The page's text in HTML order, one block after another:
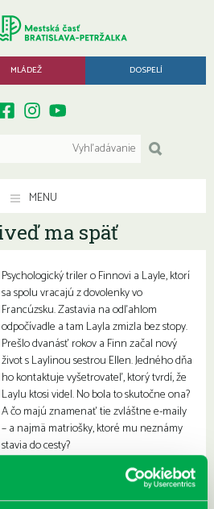
MLÁDEŽ DOSPELÍ
MENU
ma späť
Psychologický triler o Finnovi a Layle, ktorí
sa spolu vracajú z dovolenky vo
Francúzsku. Zastavia na odľahlom
odpočívadle a tam Layla zmizla bez stopy.
Prešlo dvanásť rokov a Finn začal nový
život s Laylinou sestrou Ellen. Jedného dňa
ho kontaktuje vyšetrovateľ, ktorý tvrdí, že
Laylu ktosi videl. No bola to skutočne ona?
A čo majú znamenať tie zvláštne e-maily
– a najmä matriošky, ktoré mu neznámy
stavia do cesty?